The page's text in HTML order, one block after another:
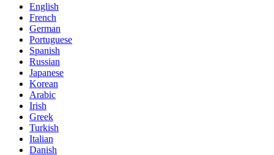
English
French
German
Portuguese
Spanish
Russian
Japanese
Korean
Arabic
Irish
Greek
Turkish
Italian
Danish